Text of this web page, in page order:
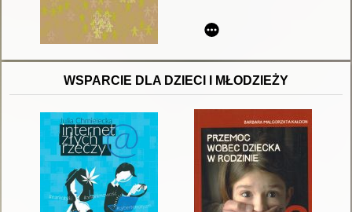
WSPARCIE DLA DZIECI I MŁODZIEŻY